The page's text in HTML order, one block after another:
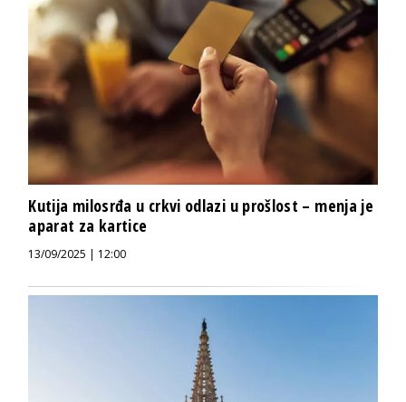
Kutija milosrđa u crkvi odlazi u prošlost – menja je
aparat za kartice
13/09/2025 | 12:00